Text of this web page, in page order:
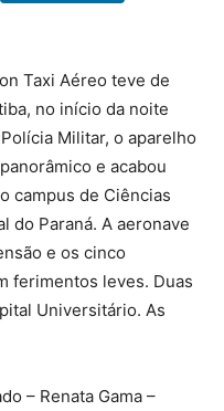
Taxi Aéreo teve de
no início da noite
Militar, o aparelho
e acabou
campus de Ciências
do Paraná. A aeronave
e os cinco
ferimentos leves. Duas
Universitário. As
– Renata Gama –